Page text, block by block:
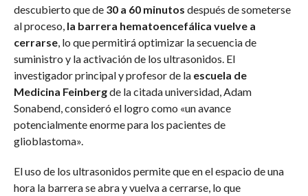
descubierto que de 30 a 60 minutos después de someterse
al proceso, la barrera hematoencefálica vuelve a
cerrarse, lo que permitirá optimizar la secuencia de
suministro y la activación de los ultrasonidos. El
investigador principal y profesor de la escuela de
Medicina Feinbergde la citada universidad, Adam
Sonabend, consideró el logro como «un avance
potencialmente enorme para los pacientes de
glioblastoma».
El uso de los ultrasonidos permite que en el espacio de una
hora la barrera se abra y vuelva a cerrarse, lo que